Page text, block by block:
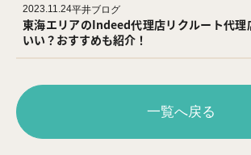
2023.11.24平井ブログ
東海エリアのIndeed代理店リクルート代理
いい？おすすめも紹介！
一覧へ戻る